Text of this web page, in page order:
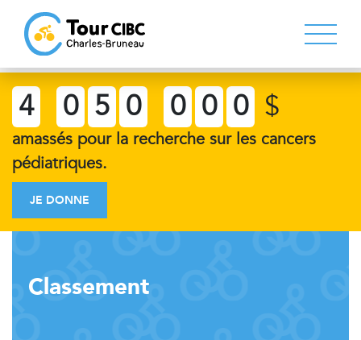
4 0 5 0 0 0 0 $
amassés pour la recherche sur les cancers
pédiatriques.
JE DONNE
Classement